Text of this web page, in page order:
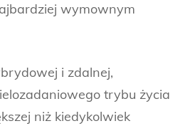
wymownym
i zdalnej,
trybu życia
niż kiedykolwiek